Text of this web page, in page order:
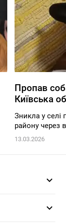
Пропав
Київська
Зникла у селі
району через
13.03.2026
expand_more
expand_more